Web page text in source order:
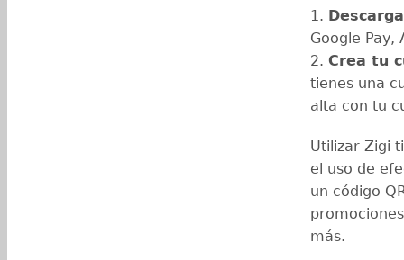
1.
Google Pay,
2. Crea tu
tienes una
alta con tu
Utilizar Zigi
el uso de
un código
más.